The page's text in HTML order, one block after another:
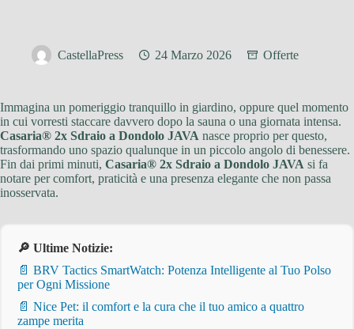
CastellaPress 24 Marzo 2026 Offerte
Immagina un pomeriggio tranquillo in giardino, oppure quel momento
in cui vorresti staccare davvero dopo la sauna o una giornata intensa.
Casaria® 2x Sdraio a Dondolo JAVA nasce proprio per questo,
trasformando uno spazio qualunque in un piccolo angolo di benessere.
Fin dai primi minuti, Casaria® 2x Sdraio a Dondolo JAVA si fa
notare per comfort, praticità e una presenza elegante che non passa
inosservata.
🔎 Ultime Notizie:
📄 BRV Tactics SmartWatch: Potenza Intelligente al Tuo Polso
per Ogni Missione
📄 Nice Pet: il comfort e la cura che il tuo amico a quattro
zampe merita